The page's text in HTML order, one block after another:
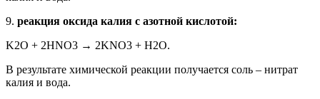
9. реакция оксида калия с азотной кислотой:
K2O + 2HNO3 → 2KNO3 + H2O.
В результате химической реакции получается соль – нитрат
калия и вода.